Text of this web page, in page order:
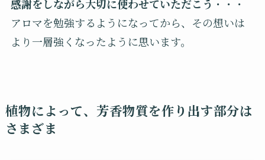
感謝をしながら大切に使わせていただこう ・・・
アロマを勉強するようになってから、その想いは
より一層強くなったように思います。
植物によって、芳香物質を作り出す部分は
さまざま